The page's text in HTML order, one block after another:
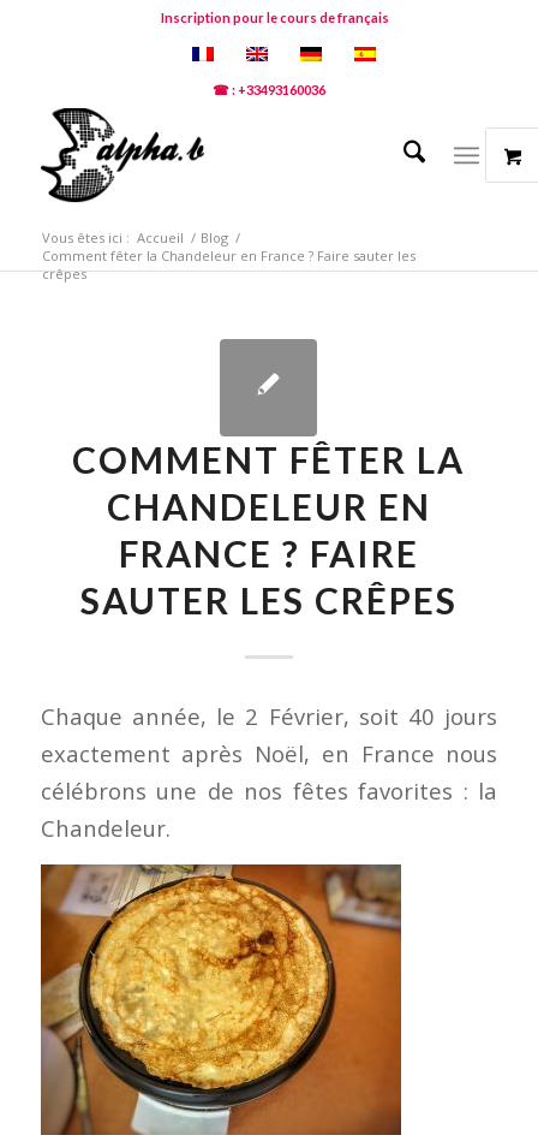
Inscription pour le cours de français
☎ : +33493160036
Vous êtes ici : Accueil / Blog /
Comment fêter la Chandeleur en France ? Faire sauter les
crêpes
COMMENT FÊTER LA
CHANDELEUR EN
FRANCE ? FAIRE
SAUTER LES CRÊPES
Chaque année, le 2 Février, soit 40 jours
exactement après Noël, en France nous
célébrons une de nos fêtes favorites : la
Chandeleur.